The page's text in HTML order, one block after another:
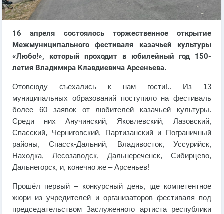
16 апреля состоялось торжественное открытие
Межмуниципального фестиваля казачьей культуры
«Любо!», который проходит в юбилейный год 150-
летия Владимира Клавдиевича Арсеньева.
Отовсюду съехались к нам гости!.. Из 13
муниципальных образований поступило на фестиваль
более 60 заявок от любителей казачьей культуры.
Среди них Анучинский, Яковлевский, Лазовский,
Спасский, Черниговский, Партизанский и Пограничный
районы, Спасск-Дальний, Владивосток, Уссурийск,
Находка, Лесозаводск, Дальнереченск, Сибирцево,
Дальнегорск, и, конечно же – Арсеньев!
Прошёл первый – конкурсный день, где компетентное
жюри из учредителей и организаторов фестиваля под
председательством Заслуженного артиста республики